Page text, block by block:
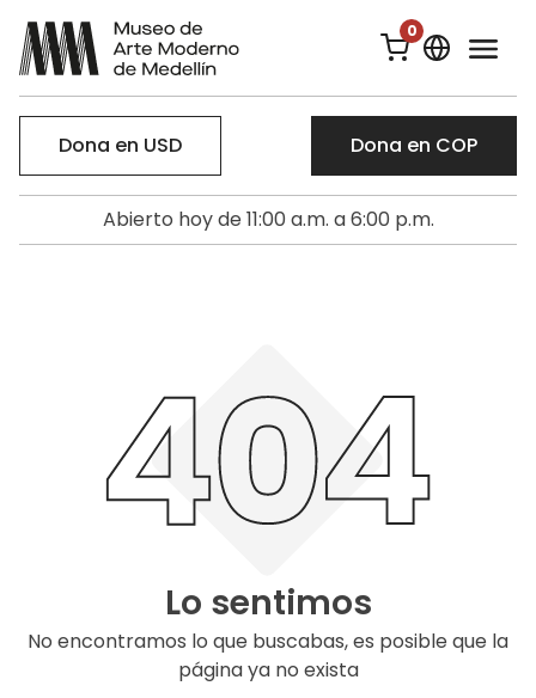
0
Dona en USD Dona en COP
Abierto hoy de 11:00 a.m. a 6:00 p.m.
Lo sentimos
No encontramos lo que buscabas, es posible que la
página ya no exista